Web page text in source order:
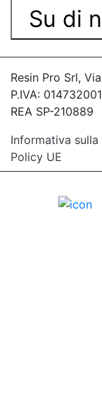
Su di
Resin Pro Srl,
P.IVA:
REA SP-210889
Informativa
Policy UE